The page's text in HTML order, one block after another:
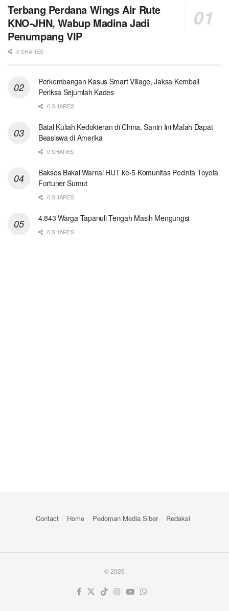
Terbang Perdana Wings Air Rute
KNO-JHN, Wabup Madina Jadi
Penumpang VIP
0 SHARES
Perkembangan Kasus Smart Village, Jaksa Kembali
Periksa Sejumlah Kades
0 SHARES
Batal Kuliah Kedokteran di China, Santri Ini Malah Dapat
Beasiswa di Amerika
0 SHARES
Baksos Bakal Warnai HUT ke-5 Komunitas Pecinta Toyota
Fortuner Sumut
0 SHARES
4.843 Warga Tapanuli Tengah Masih Mengungsi
0 SHARES
Contact Home Pedoman Media Siber Redaksi
© 2026